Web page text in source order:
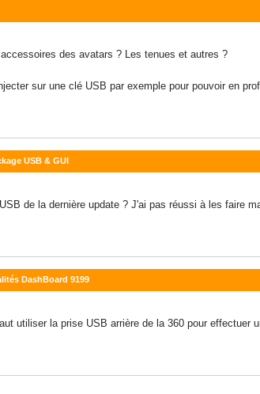
des avatars ? Les tenues et autres ?
sur une clé USB par exemple pour pouvoir en
USB & GUI
de la dernière update ? J'ai pas réussi à les faire
DashBoard 9199
utiliser la prise USB arrière de la 360 pour effectuer